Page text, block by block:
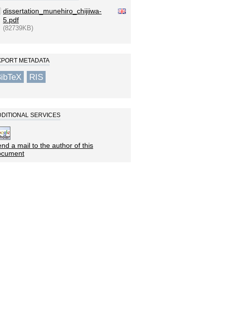
dissertation_munehiro_chijiiwa-
5.pdf
(82739KB)
METADATA
RIS
SERVICES
a mail to the author of this